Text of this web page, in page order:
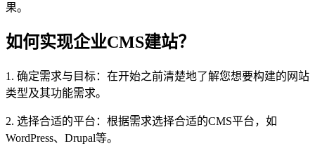
果。
如何实现企业CMS建站？
1. 确定需求与目标：在开始之前清楚地了解您想要构建的网站
类型及其功能需求。
2. 选择合适的平台：根据需求选择合适的CMS平台，如
WordPress、Drupal等。